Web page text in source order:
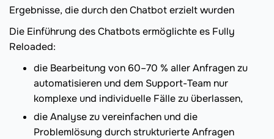
Ergebnisse, die durch den Chatbot erzielt wurden
Die Einführung des Chatbots ermöglichte es Fully
Reloaded:
die Bearbeitung von 60–70 % aller Anfragen zu
automatisieren und dem Support-Team nur
komplexe und individuelle Fälle zu überlassen,
die Analyse zu vereinfachen und die
Problemlösung durch strukturierte Anfragen